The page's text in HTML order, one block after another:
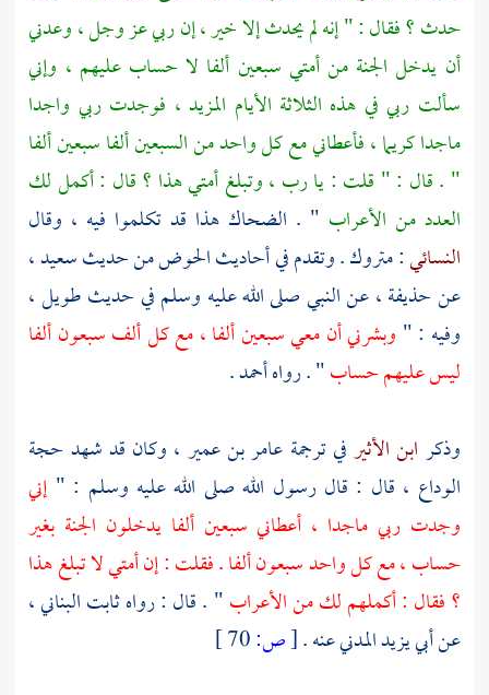
حدث ؟ فقال : " إنه لم يحدث إلا خير ، إن ربي عز وجل ، وعدني
أن يدخل الجنة من أمتي سبعين ألفا لا حساب عليهم ، وإني
سألت ربي في هذه الثلاثة الأيام المزيد ، فوجدت ربي واجدا
ماجدا كريما ، فأعطاني مع كل واحد من السبعين ألفا سبعين ألفا
" . قال : " قلت : يا رب ، وتبلغ أمتي هذا ؟ قال : أكمل لك
العدد من الأعراب " . الضحاك هذا قد تكلموا فيه ، وقال
النسائي: متروك . وتقدم في أحاديث الحوض من حديثسعيد ،
عنحذيفة ،عن النبي صلى الله عليه وسلم في حديث طويل ،
وفيه : " وبشرني أن معي سبعين ألفا ، مع كل ألف سبعون ألفا
ليس عليهم حساب" . رواهأحمد.
وذكر ابن الأثيرفي ترجمة عامر بن عمير ، وكان قد شهد حجة
الوداع ، قال : قال رسول الله صلى الله عليه وسلم : "إني
وجدت ربي ماجدا ، أعطاني سبعين ألفا يدخلون الجنة بغير
حساب ، مع كل واحد سبعون ألفا . فقلت : إن أمتي لا تبلغ هذا
؟ فقال : أكملهم لك من الأعراب" . قال : رواهثابت البناني ،
عنأبي يزيد المدنيعنه .[ص: